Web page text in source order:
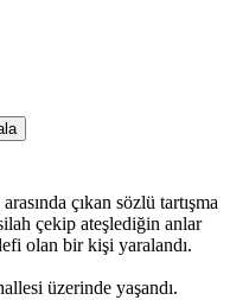
çıkan sözlü tartışma
çekip ateşlediğin anlar
olan bir kişi yaralandı.
üzerinde yaşandı.